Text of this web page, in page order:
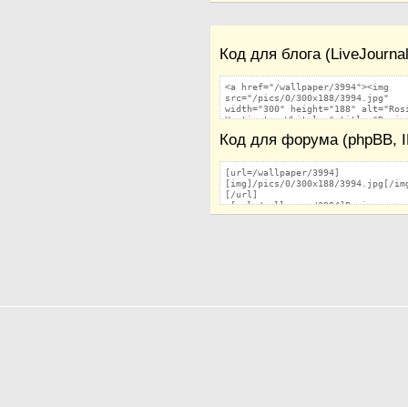
Код для блога
Код для форума (phpBB,